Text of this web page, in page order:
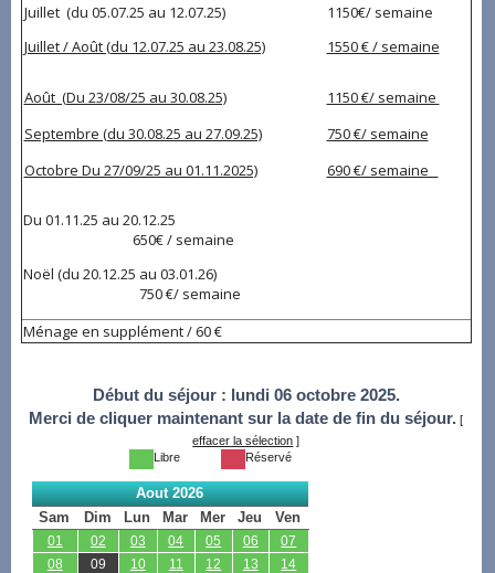
Juillet (du 05.07.25 au 12.07.25)
Juillet / Août (du 12.07.25 au 23.08.25)
1150€/ semaine
1550 € / semaine
Août (Du 23/08/25 au 30.08.25)
1150 €/ semaine
Septembre (du 30.08.25 au 27.09.25)
750 €/ semaine
Octobre Du 27/09/25 au 01.11.2025)
690 €/ semaine
Du 01.11.25 au 20.12.25
650€ / semaine
Noël (du 20.12.25 au 03.01.26)
750 €/ semaine
Ménage en supplément / 60 €
Début du séjour : lundi 06 octobre 2025.
Merci de cliquer maintenant sur la date de fin du séjour. [
effacer la sélection ]
Libre
Réservé
Aout 2026
Sam
Dim Lun Mar Mer Jeu Ven
01 02 03 04 05 06
07
08
09 10 11 12 13
14